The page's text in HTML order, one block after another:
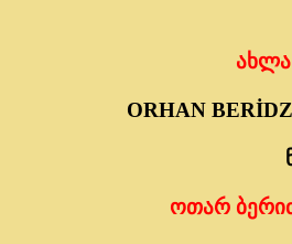
ORHAN
ოთარ